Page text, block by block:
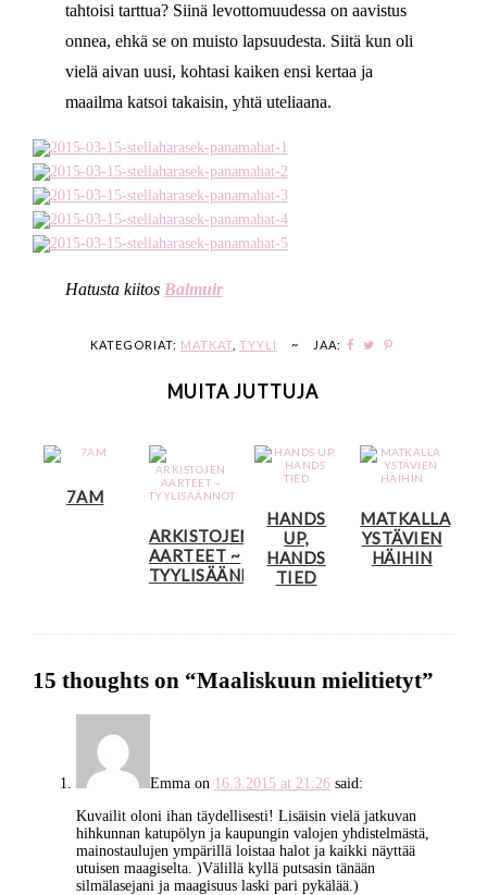
tahtoisi tarttua? Siinä levottomuudessa on aavistus
onnea, ehkä se on muisto lapsuudesta. Siitä kun oli
vielä aivan uusi, kohtasi kaiken ensi kertaa ja
maailma katsoi takaisin, yhtä uteliaana.
Hatusta kiitos Balmuir
KATEGORIAT: MATKAT, TYYLI ~ JAA:
MUITA JUTTUJA
7AM
ARKISTOJEN
AARTEET ~
TYYLISÄÄNNÖT
HANDS
UP,
HANDS
TIED
MATKALLA
YSTÄVIEN
HÄIHIN
15 thoughts on “Maaliskuun mielitietyt”
Emmaon 16.3.2015 at 21:26 said:
Kuvailit oloni ihan täydellisesti! Lisäisin vielä jatkuvan
hihkunnan katupölyn ja kaupungin valojen yhdistelmästä,
mainostaulujen ympärillä loistaa halot ja kaikki näyttää
utuisen maagiselta. )Välillä kyllä putsasin tänään
silmälasejani ja maagisuus laski pari pykälää.)